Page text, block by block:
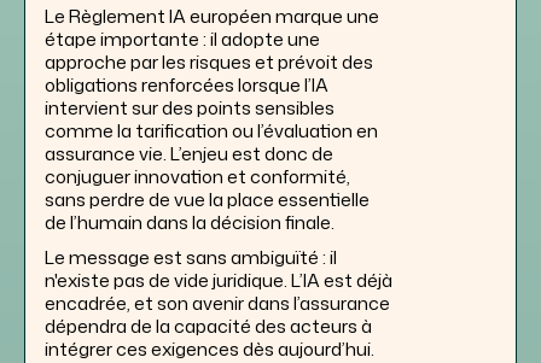
Le Règlement IA européen marque une
étape importante : il adopte une
approche par les risques et prévoit des
obligations renforcées lorsque l’IA
intervient sur des points sensibles
comme la tarification ou l’évaluation en
assurance vie. L’enjeu est donc de
conjuguer innovation et conformité,
sans perdre de vue la place essentielle
de l’humain dans la décision finale.
Le message est sans ambiguïté : il
n'existe pas de vide juridique. L’IA est déjà
encadrée, et son avenir dans l’assurance
dépendra de la capacité des acteurs à
intégrer ces exigences dès aujourd’hui.